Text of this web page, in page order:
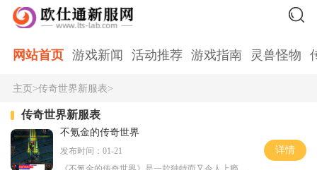
网站首页 游戏新闻 活动推荐 游戏指南 灵兽怪物
主页>传奇世界新服表>
传奇世界新服表
不氪金的传奇世界
发布时间：01-21
详情